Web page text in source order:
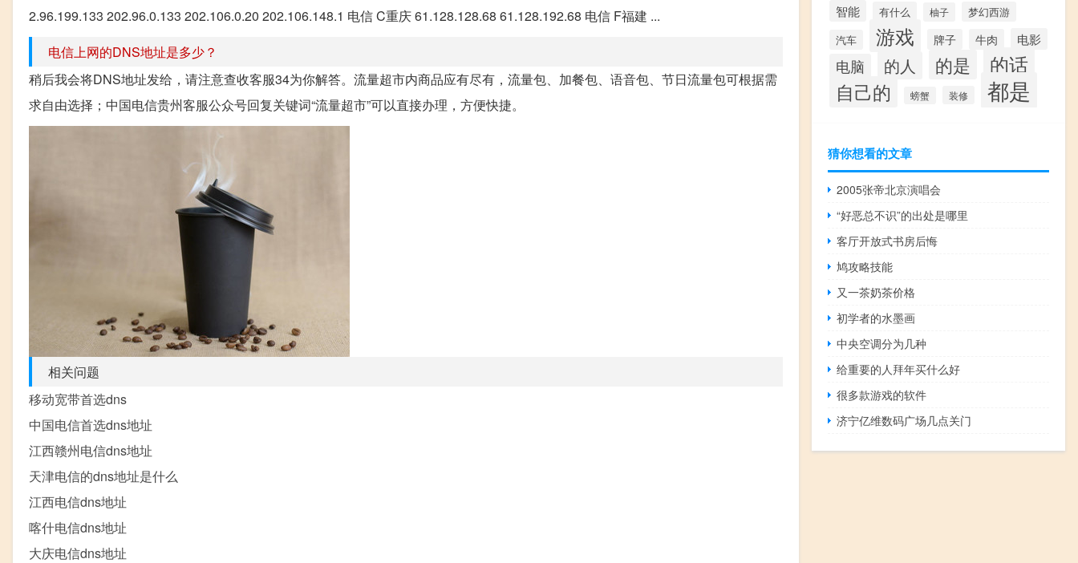
2.96.199.133 202.96.0.133 202.106.0.20 202.106.148.1 电信 C重庆 61.128.128.68 61.128.192.68 电信 F福建 ...
电信上网的DNS地址是多少？
稍后我会将DNS地址发给，请注意查收客服34为你解答。流量超市内商品应有尽有，流量包、加餐包、语音包、节日流量包可根据需
求自由选择；中国电信贵州客服公众号回复关键词“流量超市”可以直接办理，方便快捷。
相关问题
移动宽带首选dns
中国电信首选dns地址
江西赣州电信dns地址
天津电信的dns地址是什么
江西电信dns地址
喀什电信dns地址
大庆电信dns地址
智能 有什么 柚子
梦幻西游
汽车
游戏 牌子 牛肉 电影
电脑 的人 的是 的话
自己的 螃蟹 装修 都是
猜你想看的文章
2005张帝北京演唱会
“好恶总不识”的出处是哪里
客厅开放式书房后悔
鸠攻略技能
又一茶奶茶价格
初学者的水墨画
中央空调分为几种
给重要的人拜年买什么好
很多款游戏的软件
济宁亿维数码广场几点关门